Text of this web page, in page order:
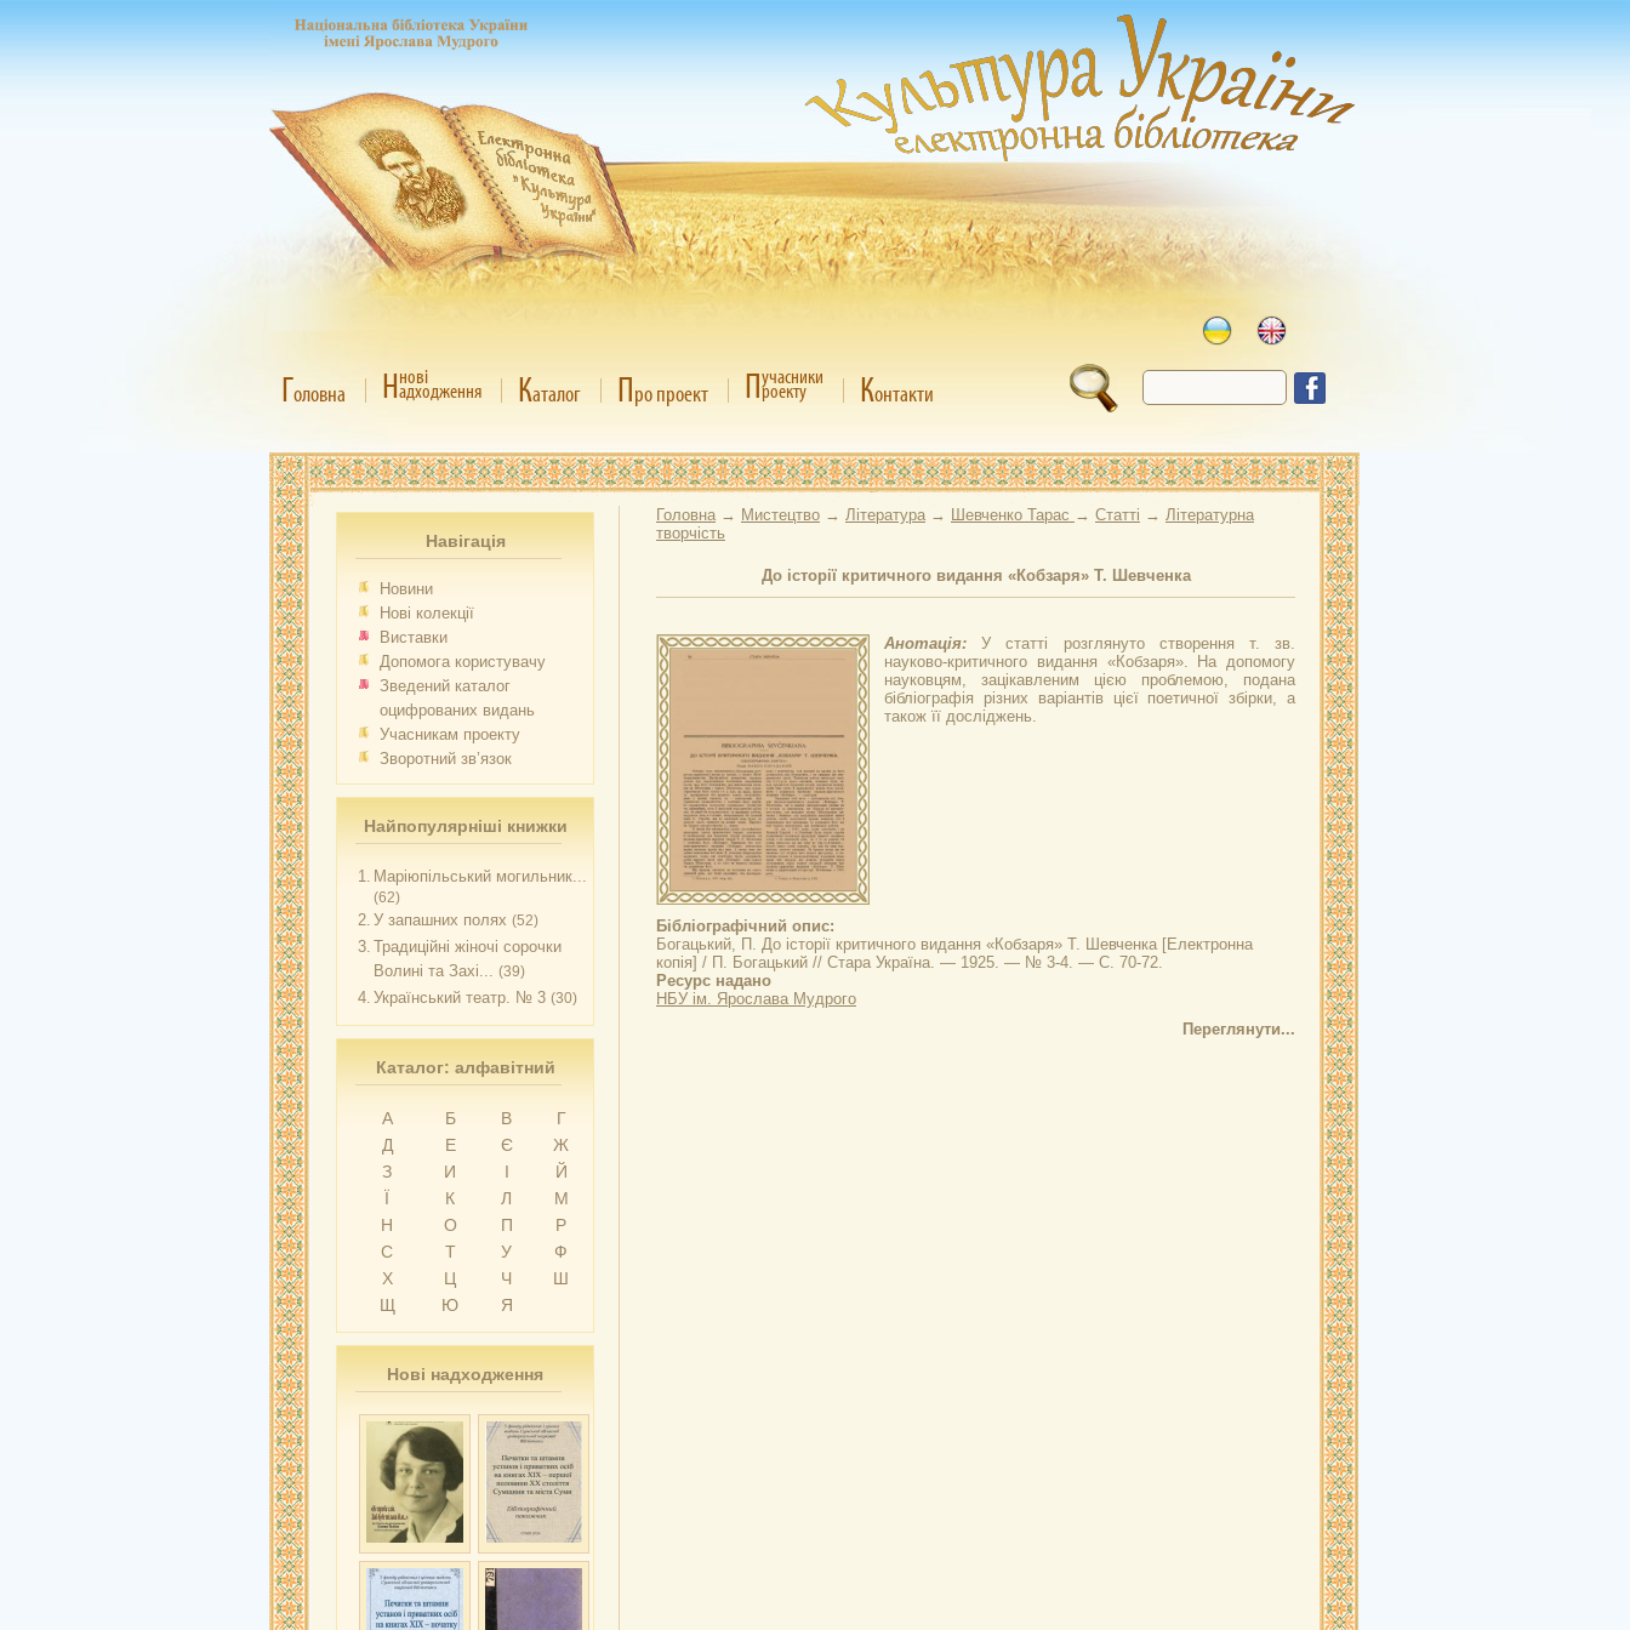
Головна Ннові
адходження Каталог Про проект Пучасники
роекту Контакти
Навігація
Новини
Нові колекції
Виставки
Допомога користувачу
Зведений каталог
оцифрованих видань
Учасникам проекту
Зворотний зв’язок
Найпопулярніші книжки
1. Маріюпільський могильник...
(62)
2. У запашних полях (52)
3. Традиційні жіночі сорочки
Волині та Захі... (39)
4. Український театр. № 3 (30)
Каталог: алфавітний
А Б В
Г
Д
Е Є
Ж
З
И І
Й
Ї
К Л
М
Н
О П
Р
С
Т У
Ф
Х
Ц Ч
Ш
Щ
Ю Я
Нові надходження
Головна → Мистецтво → Література → Шевченко Тарас → Статті → Літературна
творчість
До історії критичного видання «Кобзаря» Т. Шевченка
Анотація:У статті розглянуто створення т. зв.
науково-критичного видання «Кобзаря». На допомогу
науковцям, зацікавленим цією проблемою, подана
бібліографія різних варіантів цієї поетичної збірки, а
також її досліджень.
Бібліографічний опис:
Богацький, П. До історії критичного видання «Кобзаря» Т. Шевченка [Електронна
копія] / П. Богацький // Стара Україна. — 1925. — № 3-4. — С. 70-72.
Ресурс надано
НБУ ім. Ярослава Мудрого
Переглянути...